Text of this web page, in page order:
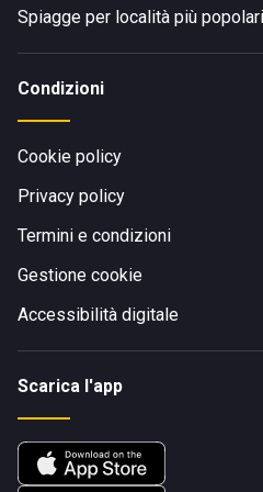
Spiagge per località più popolari
Condizioni
Cookie policy
Privacy policy
Termini e condizioni
Gestione cookie
Accessibilità digitale
Scarica l'app